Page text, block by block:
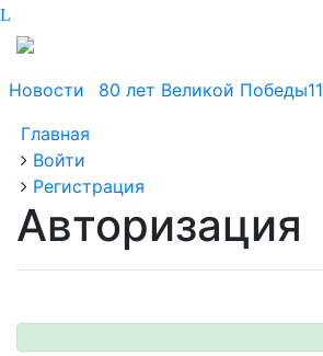
Новости 80 лет Великой Победы11
Главная
Войти
Регистрация
Авторизация